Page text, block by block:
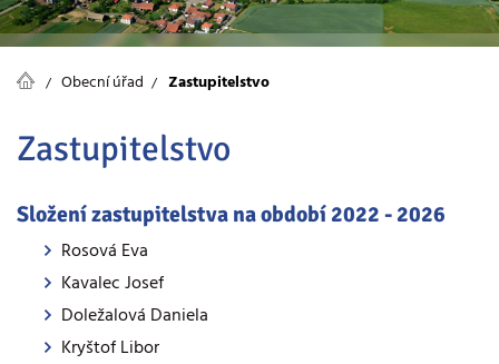
Obecní úřad Zastupitelstvo
Zastupitelstvo
Složení zastupitelstva na období 2022 - 2026
Rosová Eva
Kavalec Josef
Doležalová Daniela
Kryštof Libor